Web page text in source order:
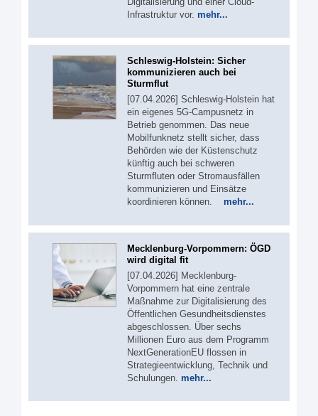
Infrastruktur vor. mehr...
Schleswig-Holstein: Sicher
kommunizieren auch bei
Sturmflut
[07.04.2026] Schleswig-Holstein hat
ein eigenes 5G‑Campusnetz in
Betrieb genommen. Das neue
Mobilfunknetz stellt sicher, dass
Behörden wie der Küstenschutz
künftig auch bei schweren
Sturmfluten oder Stromausfällen
kommunizieren und Einsätze
koordinieren können. mehr...
Mecklenburg-Vorpommern: ÖGD
wird digital fit
[07.04.2026] Mecklenburg-
Vorpommern hat eine zentrale
Maßnahme zur Digitalisierung des
Öffentlichen Gesundheitsdienstes
abgeschlossen. Über sechs
Millionen Euro aus dem Programm
NextGenerationEU flossen in
Strategieentwicklung, Technik und
Schulungen. mehr...